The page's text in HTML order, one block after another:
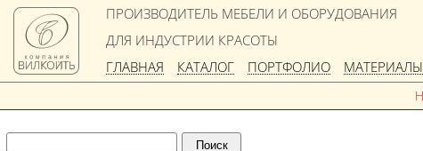
ПРОИЗВОДИТЕЛЬ МЕБЕЛИ И ОБОРУДОВАНИЯ
ДЛЯ ИНДУСТРИИ КРАСОТЫ
ГЛАВНАЯ
КАТАЛОГ ПОРТФОЛИО МАТЕРИАЛЫ